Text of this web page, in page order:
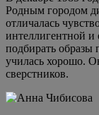
Родным городом
отличалась
интеллигентной и
подбирать
училась хорошо.
сверстников.